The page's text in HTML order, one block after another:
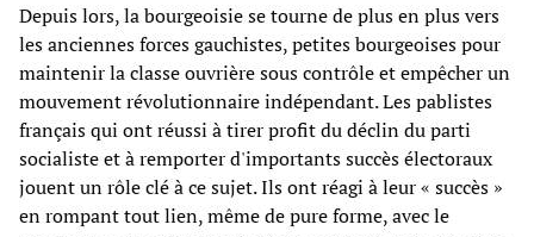
Depuis lors, la bourgeoisie se tourne de plus en plus vers
les anciennes forces gauchistes, petites bourgeoises pour
maintenir la classe ouvrière sous contrôle et empêcher un
mouvement révolutionnaire indépendant. Les pablistes
français qui ont réussi à tirer profit du déclin du parti
socialiste et à remporter d'importants succès électoraux
jouent un rôle clé à ce sujet. Ils ont réagi à leur « succès »
en rompant tout lien, même de pure forme, avec le